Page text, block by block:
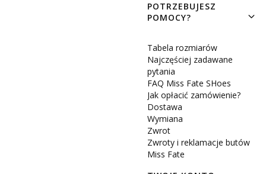
POTRZEBUJESZ
POMOCY?
Tabela rozmiarów
Najczęściej zadawane
pytania
FAQ Miss Fate SHoes
Jak opłacić zamówienie?
Dostawa
Wymiana
Zwrot
Zwroty i reklamacje butów
Miss Fate